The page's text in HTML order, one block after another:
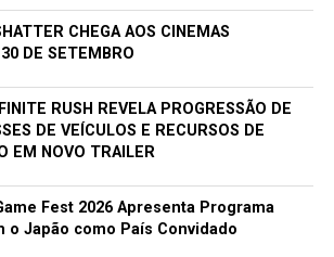
CHEGA AOS CINEMAS
DE SETEMBRO
RUSH REVELA PROGRESSÃO DE
DE VEÍCULOS E RECURSOS DE
EM NOVO TRAILER
Fest 2026 Apresenta Programa
o Japão como País Convidado